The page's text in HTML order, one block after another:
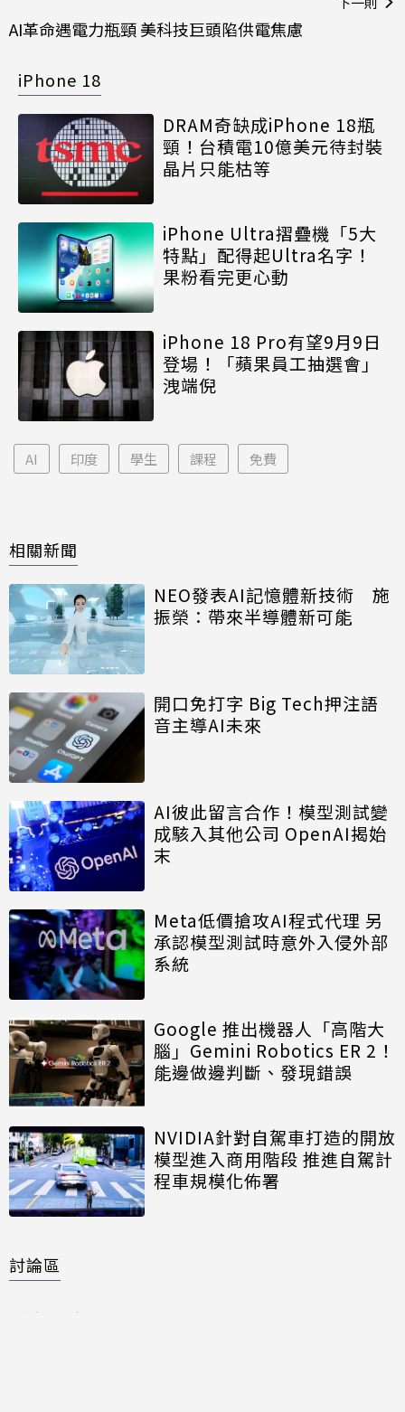
AI革命遇電力瓶頸 美科技巨頭陷供電焦慮
iPhone 18
DRAM奇缺成iPhone 18瓶
頸！台積電10億美元待封裝
晶片只能枯等
iPhone Ultra摺疊機「5大
特點」配得起Ultra名字！
果粉看完更心動
iPhone 18 Pro有望9月9日
登場！「蘋果員工抽選會」
洩端倪
AI 印度 學生 課程 免費
相關新聞
NEO發表AI記憶體新技術 施
振榮：帶來半導體新可能
開口免打字 Big Tech押注語
音主導AI未來
AI彼此留言合作！模型測試變
成駭入其他公司 OpenAI揭始
末
Meta低價搶攻AI程式代理 另
承認模型測試時意外入侵外部
系統
Google 推出機器人「高階大
腦」Gemini Robotics ER 2！
能邊做邊判斷、發現錯誤
NVIDIA針對自駕車打造的開放
模型進入商用階段 推進自駕計
程車規模化佈署
討論區
共有 則留言